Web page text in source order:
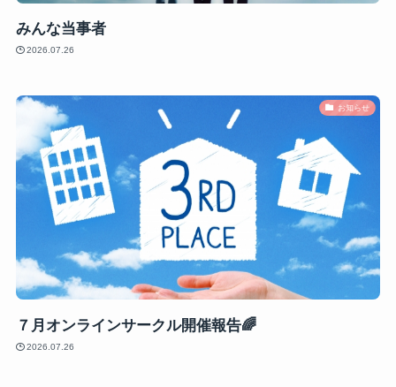
みんな当事者
2026.07.26
お知らせ
７月オンラインサークル開催報告🌈
2026.07.26